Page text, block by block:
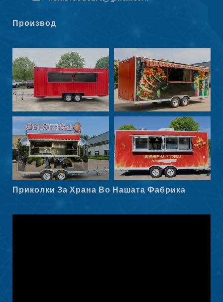
Производ
Приколки За Храна Во Нашата Фабрика
Slovenščina
Latviešu valoda
Dansk
Hrvatski
Српски језик
Norsk nynorsk
Maori
Eesti
Български